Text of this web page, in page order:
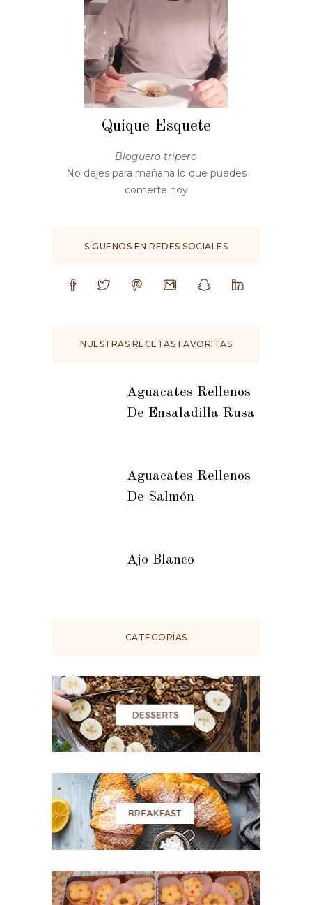
Quique Esquete
Bloguero tripero
No dejes para mañana lo que puedes
comerte hoy
SÍGUENOS EN REDES SOCIALES
NUESTRAS RECETAS FAVORITAS
Aguacates Rellenos
De Ensaladilla Rusa
Aguacates Rellenos
De Salmón
Ajo Blanco
CATEGORÍAS